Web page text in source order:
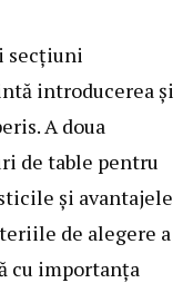
secțiuni
introducerea și
A doua
de table pentru
și avantajele
de alegere a
cu importanța